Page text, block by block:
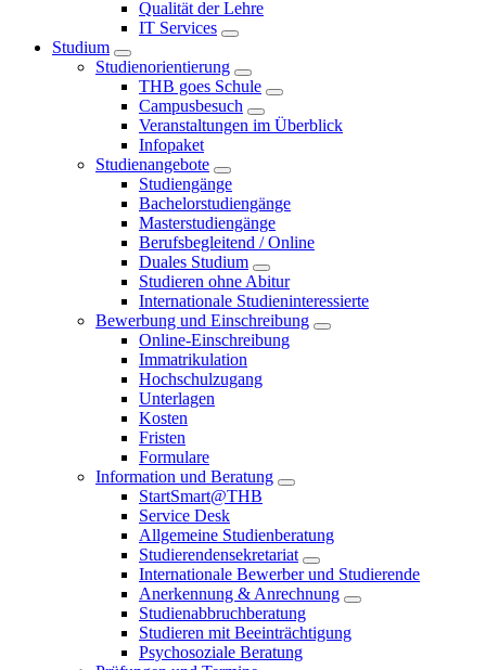
Qualität der Lehre
IT Services
Studium
Studienorientierung
THB goes Schule
Campusbesuch
Veranstaltungen im Überblick
Infopaket
Studienangebote
Studiengänge
Bachelorstudiengänge
Masterstudiengänge
Berufsbegleitend / Online
Duales Studium
Studieren ohne Abitur
Internationale Studieninteressierte
Bewerbung und Einschreibung
Online-Einschreibung
Immatrikulation
Hochschulzugang
Unterlagen
Kosten
Fristen
Formulare
Information und Beratung
StartSmart@THB
Service Desk
Allgemeine Studienberatung
Studierendensekretariat
Internationale Bewerber und Studierende
Anerkennung & Anrechnung
Studienabbruchberatung
Studieren mit Beeinträchtigung
Psychosoziale Beratung